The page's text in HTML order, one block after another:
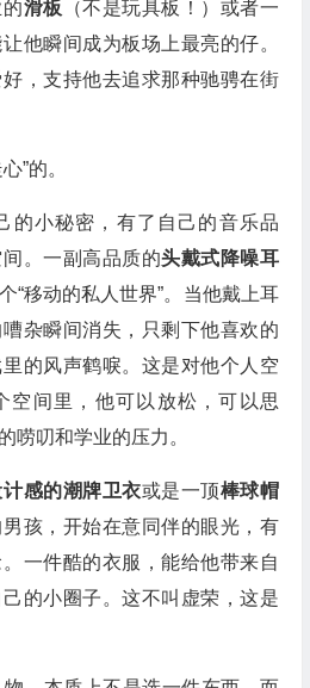
滑板 （不是玩具板！）或者一
他瞬间成为板场上最亮的仔。
，支持他去追求那种驰骋在街
”的。
的小秘密，有了自己的音乐品
。一副高品质的头戴式降噪耳
“移动的私人世界”。当他戴上耳
杂瞬间消失，只剩下他喜欢的
的风声鹤唳。这是对他个人空
空间里，他可以放松，可以思
唠叨和学业的压力。
感的潮牌卫衣或是一顶棒球帽
孩，开始在意同伴的眼光，有
一件酷的衣服，能给他带来自
的小圈子。这不叫虚荣，这是